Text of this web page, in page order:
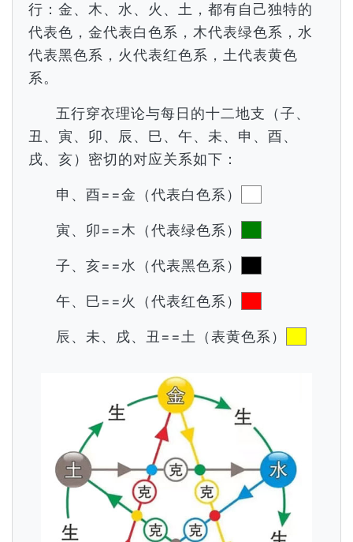
行：金、木、水、火、土，都有自己独特的
代表色，金代表白色系，木代表绿色系，水
代表黑色系，火代表红色系，土代表黄色
系。
五行穿衣理论与每日的十二地支（子、
丑、寅、卯、辰、巳、午、未、申、酉、
戌、亥）密切的对应关系如下：
申、酉==金（代表白色系）
寅、卯==木（代表绿色系）
子、亥==水（代表黑色系）
午、巳==火（代表红色系）
辰、未、戌、丑==土（表黄色系）